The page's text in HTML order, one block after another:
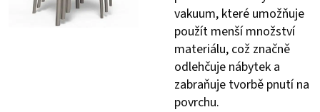
vakuum, které umožňuje
použít menší množství
materiálu, což značně
odlehčuje nábytek a
zabraňuje tvorbě pnutí na
povrchu.